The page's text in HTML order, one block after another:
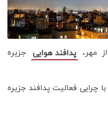
مهر، پدافند هوایی
جزیره
چرایی فعالیت پدافند جزیره